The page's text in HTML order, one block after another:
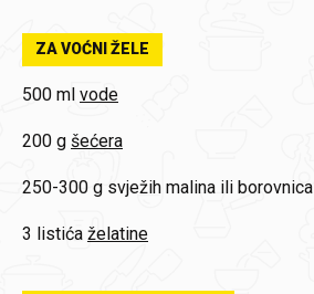
ZA VOĆNI ŽELE
500 ml vode
200 g šećera
250-300 g svježih malina ili borovnica
3 listića želatine